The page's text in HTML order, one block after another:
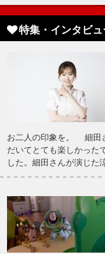
特集・インタビュ
お二人の印象を。 細田
だいてとても楽しかった
した。細田さんが演じた